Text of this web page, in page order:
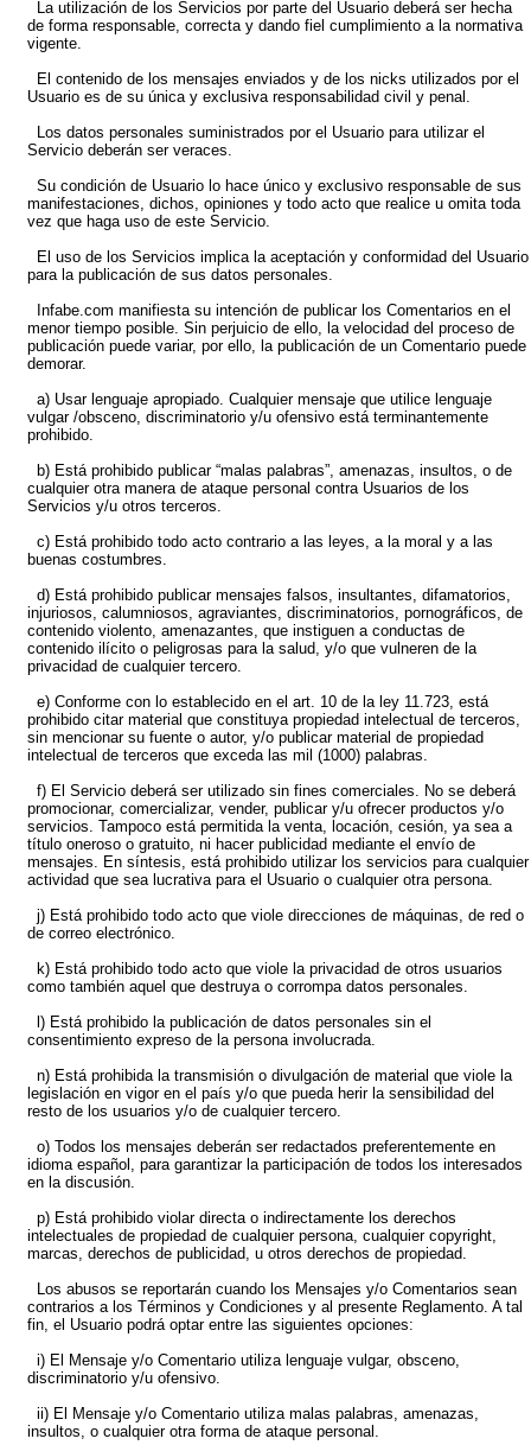
La utilización de los Servicios por parte del Usuario deberá ser hecha
de forma responsable, correcta y dando fiel cumplimiento a la normativa
vigente.
El contenido de los mensajes enviados y de los nicks utilizados por el
Usuario es de su única y exclusiva responsabilidad civil y penal.
Los datos personales suministrados por el Usuario para utilizar el
Servicio deberán ser veraces.
Su condición de Usuario lo hace único y exclusivo responsable de sus
manifestaciones, dichos, opiniones y todo acto que realice u omita toda
vez que haga uso de este Servicio.
El uso de los Servicios implica la aceptación y conformidad del Usuario
para la publicación de sus datos personales.
Infabe.com manifiesta su intención de publicar los Comentarios en el
menor tiempo posible. Sin perjuicio de ello, la velocidad del proceso de
publicación puede variar, por ello, la publicación de un Comentario puede
demorar.
a) Usar lenguaje apropiado. Cualquier mensaje que utilice lenguaje
vulgar /obsceno, discriminatorio y/u ofensivo está terminantemente
prohibido.
b) Está prohibido publicar “malas palabras”, amenazas, insultos, o de
cualquier otra manera de ataque personal contra Usuarios de los
Servicios y/u otros terceros.
c) Está prohibido todo acto contrario a las leyes, a la moral y a las
buenas costumbres.
d) Está prohibido publicar mensajes falsos, insultantes, difamatorios,
injuriosos, calumniosos, agraviantes, discriminatorios, pornográficos, de
contenido violento, amenazantes, que instiguen a conductas de
contenido ilícito o peligrosas para la salud, y/o que vulneren de la
privacidad de cualquier tercero.
e) Conforme con lo establecido en el art. 10 de la ley 11.723, está
prohibido citar material que constituya propiedad intelectual de terceros,
sin mencionar su fuente o autor, y/o publicar material de propiedad
intelectual de terceros que exceda las mil (1000) palabras.
f) El Servicio deberá ser utilizado sin fines comerciales. No se deberá
promocionar, comercializar, vender, publicar y/u ofrecer productos y/o
servicios. Tampoco está permitida la venta, locación, cesión, ya sea a
título oneroso o gratuito, ni hacer publicidad mediante el envío de
mensajes. En síntesis, está prohibido utilizar los servicios para cualquier
actividad que sea lucrativa para el Usuario o cualquier otra persona.
j) Está prohibido todo acto que viole direcciones de máquinas, de red o
de correo electrónico.
k) Está prohibido todo acto que viole la privacidad de otros usuarios
como también aquel que destruya o corrompa datos personales.
l) Está prohibido la publicación de datos personales sin el
consentimiento expreso de la persona involucrada.
n) Está prohibida la transmisión o divulgación de material que viole la
legislación en vigor en el país y/o que pueda herir la sensibilidad del
resto de los usuarios y/o de cualquier tercero.
o) Todos los mensajes deberán ser redactados preferentemente en
idioma español, para garantizar la participación de todos los interesados
en la discusión.
p) Está prohibido violar directa o indirectamente los derechos
intelectuales de propiedad de cualquier persona, cualquier copyright,
marcas, derechos de publicidad, u otros derechos de propiedad.
Los abusos se reportarán cuando los Mensajes y/o Comentarios sean
contrarios a los Términos y Condiciones y al presente Reglamento. A tal
fin, el Usuario podrá optar entre las siguientes opciones:
i) El Mensaje y/o Comentario utiliza lenguaje vulgar, obsceno,
discriminatorio y/u ofensivo.
ii) El Mensaje y/o Comentario utiliza malas palabras, amenazas,
insultos, o cualquier otra forma de ataque personal.